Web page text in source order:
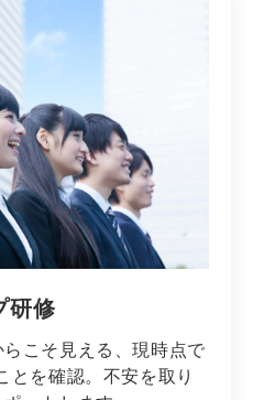
研修
こそ見える、現時点で
を確認。不安を取り